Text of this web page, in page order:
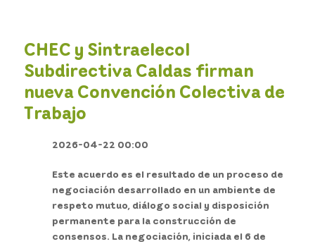
CHEC y Sintraelecol
Subdirectiva Caldas firman
nueva Convención Colectiva de
Trabajo
2026-04-22 00:00
Este acuerdo es el resultado de un proceso de
negociación desarrollado en un ambiente de
respeto mutuo, diálogo social y disposición
permanente para la construcción de
consensos. La negociación, iniciada el 6 de